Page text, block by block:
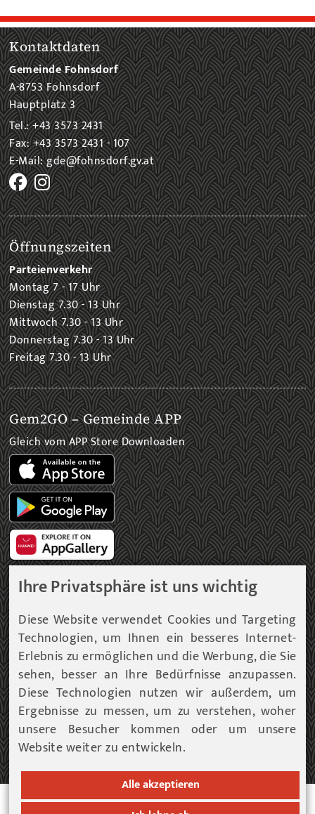
Ihre Privatsphäre ist uns wichtig
Diese Website verwendet Cookies und Targeting
Technologien, um Ihnen ein besseres Internet-
Erlebnis zu ermöglichen und die Werbung, die Sie
sehen, besser an Ihre Bedürfnisse anzupassen.
Diese Technologien nutzen wir außerdem, um
Ergebnisse zu messen, um zu verstehen, woher
unsere Besucher kommen oder um unsere
Website weiter zu entwickeln.
Alle akzeptieren
Kontaktdaten
Gemeinde Fohnsdorf
A-8753 Fohnsdorf
Hauptplatz 3
Tel.: +43 3573 2431
Fax: +43 3573 2431 - 107
E-Mail: gde@fohnsdorf.gv.at
Öffnungszeiten
Parteienverkehr
Montag 7 - 17 Uhr
Dienstag 7.30 - 13 Uhr
Mittwoch 7.30 - 13 Uhr
Donnerstag 7.30 - 13 Uhr
Freitag 7.30 - 13 Uhr
Gem2GO – Gemeinde APP
Gleich vom APP Store Downloaden
Gemeinde Newsletter
Immer am aktuellsten Informationsstand!
Unser Infoservice liefert Ihnen, in periodischen
Abständen, Informationen rund um die Gemeinde
Fohnsdorf.
ZUM NEWSLETTER EINTRAG...